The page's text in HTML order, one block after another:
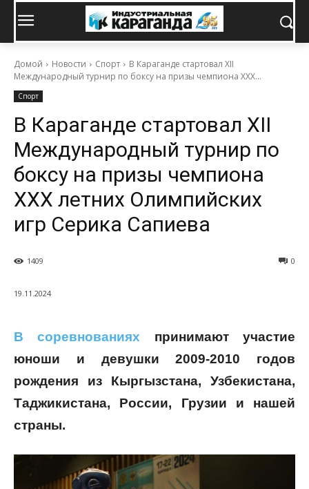
Домой Новости Спорт
В Караганде стартовал ХІІ
Международный турнир по боксу на призы чемпиона ХХХ...
Спорт
В Караганде стартовал ХІІ
Международный турнир по
боксу на призы чемпиона
ХХХ летних Олимпийских
игр Серика Сапиева
0
1409
19.11.2024
В соревнованиях принимают участие
юноши и девушки 2009-2010 годов
рождения из Кыргызстана, Узбекистана,
Таджикистана, России, Грузии и нашей
страны.